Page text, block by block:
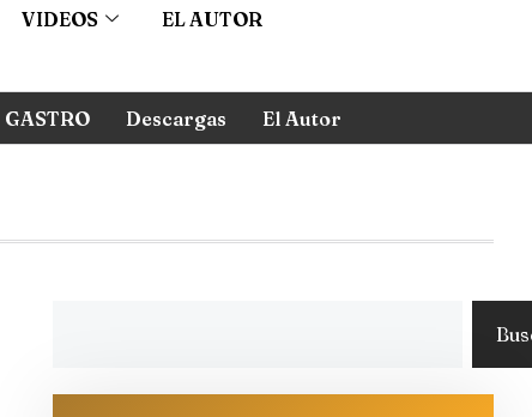
VIDEOS
EL AUTOR
GASTRO Descargas El Autor